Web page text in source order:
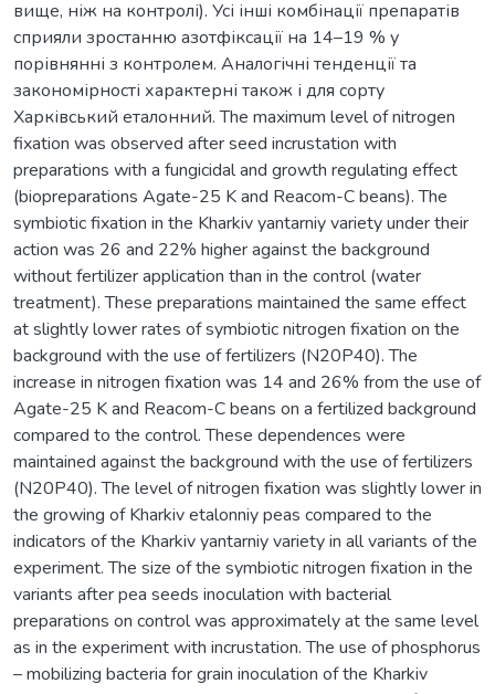
вище, ніж на контролі). Усі інші комбінації препаратів
сприяли зростанню азотфіксації на 14–19 % у
порівнянні з контролем. Аналогічні тенденції та
закономірності характерні також і для сорту
Харківський еталонний. The maximum level of nitrogen
fixation was observed after seed incrustation with
preparations with a fungicidal and growth regulating effect
(biopreparations Agate-25 K and Reacom-C beans). The
symbiotic fixation in the Kharkiv yantarniy variety under their
action was 26 and 22% higher against the background
without fertilizer application than in the control (water
treatment). These preparations maintained the same effect
at slightly lower rates of symbiotic nitrogen fixation on the
background with the use of fertilizers (N20P40). The
increase in nitrogen fixation was 14 and 26% from the use of
Agate-25 K and Reacom-C beans on a fertilized background
compared to the control. These dependences were
maintained against the background with the use of fertilizers
(N20P40). The level of nitrogen fixation was slightly lower in
the growing of Kharkiv etalonniy peas compared to the
indicators of the Kharkiv yantarniy variety in all variants of the
experiment. The size of the symbiotic nitrogen fixation in the
variants after pea seeds inoculation with bacterial
preparations on control was approximately at the same level
as in the experiment with incrustation. The use of phosphorus
– mobilizing bacteria for grain inoculation of the Kharkiv